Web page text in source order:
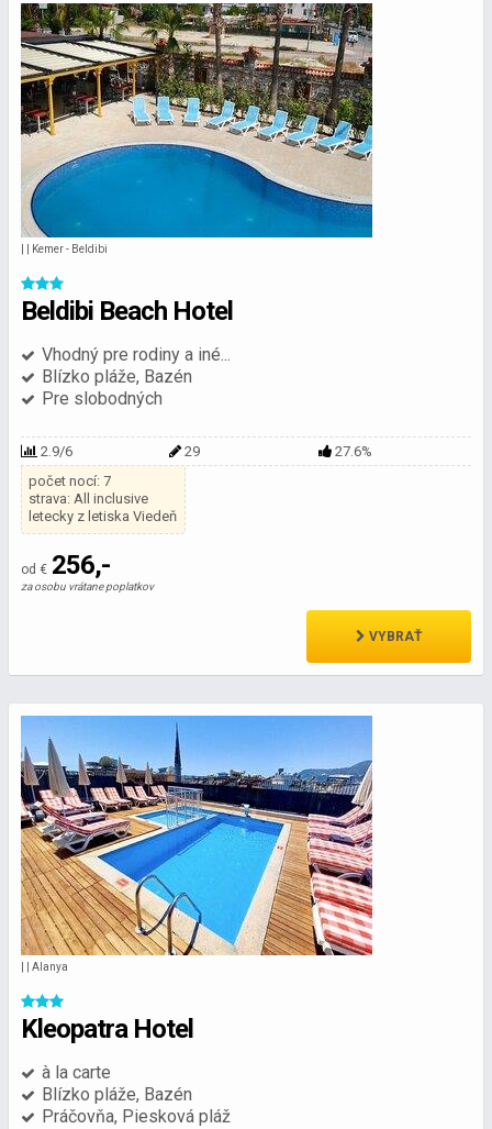
| | Kemer - Beldibi
Beldibi Beach Hotel
Vhodný pre rodiny a iné...
Blízko pláže, Bazén
Pre slobodných
2.9/6 29
27.6%
počet nocí: 7
strava: All inclusive
letecky z letiska Viedeň
od € 256,-
za osobu vrátane poplatkov
VYBRAŤ
| | Alanya
Kleopatra Hotel
à la carte
Blízko pláže, Bazén
Práčovňa, Piesková pláž